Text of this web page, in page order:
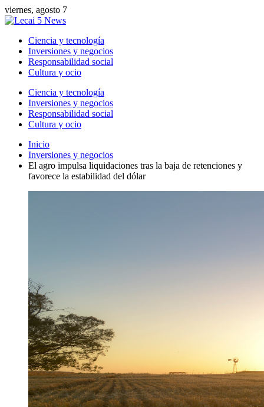
viernes, agosto 7
Ciencia y tecnología
Inversiones y negocios
Responsabilidad social
Cultura y ocio
Ciencia y tecnología
Inversiones y negocios
Responsabilidad social
Cultura y ocio
Inicio
Inversiones y negocios
El agro impulsa liquidaciones tras la baja de retenciones y
favorece la estabilidad del dólar